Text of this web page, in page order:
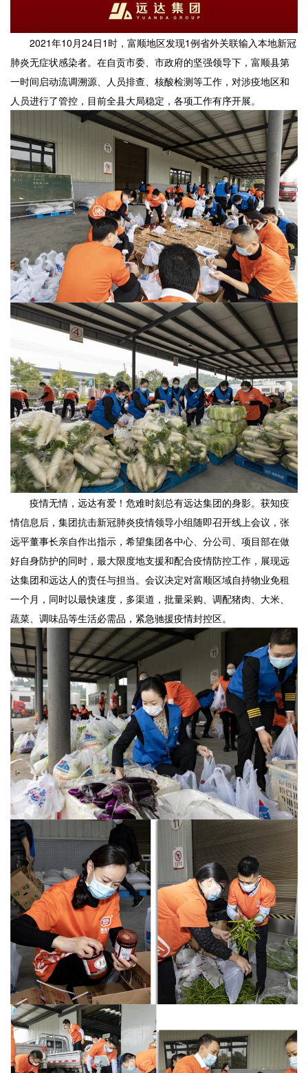
2021年10月24日1时，富顺地区发现1例省外关联输入本地新冠
肺炎无症状感染者。在自贡市委、市政府的坚强领导下，富顺县第
一时间启动流调溯源、人员排查、核酸检测等工作，对涉疫地区和
人员进行了管控，目前全县大局稳定，各项工作有序开展。
疫情无情，远达有爱！危难时刻总有远达集团的身影。获知疫
情信息后，集团抗击新冠肺炎疫情领导小组随即召开线上会议，张
远平董事长亲自作出指示，希望集团各中心、分公司、项目部在做
好自身防护的同时，最大限度地支援和配合疫情防控工作，展现远
达集团和远达人的责任与担当。会议决定对富顺区域自持物业免租
一个月，同时以最快速度，多渠道，批量采购、调配猪肉、大米、
蔬菜、调味品等生活必需品，紧急驰援疫情封控区。